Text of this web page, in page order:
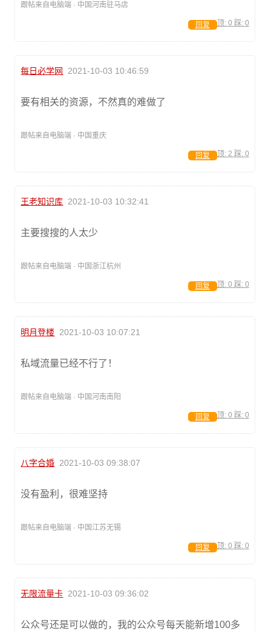
跟帖来自电脑端 · 中国河南驻马店
顶: 0 踩: 0
回复
每日必学网 2021-10-03 10:46:59
要有相关的资源，不然真的难做了
跟帖来自电脑端 · 中国重庆
顶: 2 踩: 0
回复
王老知识库 2021-10-03 10:32:41
主要搜搜的人太少
跟帖来自电脑端 · 中国浙江杭州
顶: 0 踩: 0
回复
明月登楼 2021-10-03 10:07:21
私域流量已经不行了！
跟帖来自电脑端 · 中国河南南阳
顶: 0 踩: 0
回复
八字合婚 2021-10-03 09:38:07
没有盈利，很难坚持
跟帖来自电脑端 · 中国江苏无锡
顶: 0 踩: 0
回复
无限流量卡 2021-10-03 09:36:02
公众号还是可以做的，我的公众号每天能新增100多